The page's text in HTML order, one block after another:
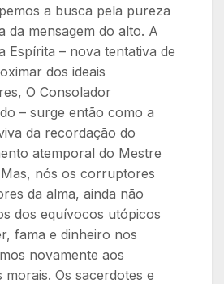
a busca pela pureza
da mensagem do alto. A
Espírita – nova tentativa de
dos ideais
O Consolador
– surge então como a
da recordação do
atemporal do Mestre
nós os corruptores
da alma, ainda não
dos equívocos utópicos
fama e dinheiro nos
novamente aos
morais. Os sacerdotes e